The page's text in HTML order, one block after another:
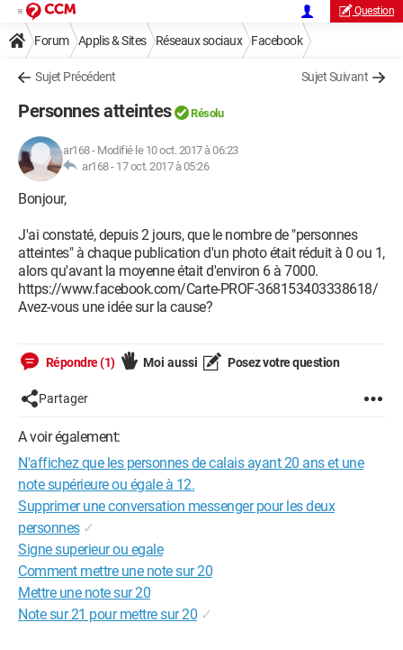
Question
Forum Applis & Sites Réseaux sociaux Facebook
Sujet Précédent Sujet Suivant
Personnes atteintes Résolu
ar168- Modifié le 10 oct. 2017 à 06:23
ar168 - 17 oct. 2017 à 05:26
Bonjour,
J'ai constaté, depuis 2 jours, que le nombre de "personnes
atteintes" à chaque publication d'un photo était réduit à 0 ou 1,
alors qu'avant la moyenne était d'environ 6 à 7000.
https://www.facebook.com/Carte-PROF-368153403338618/
Avez-vous une idée sur la cause?
Répondre (1) Moi aussi Posez votre question
Partager
A voir également:
N'affichez que les personnes de calais ayant 20 ans et une
note supérieure ou égale à 12.
Supprimer une conversation messenger pour les deux
personnes ✓
Signe superieur ou egale
Comment mettre une note sur 20
Mettre une note sur 20
Note sur 21 pour mettre sur 20 ✓